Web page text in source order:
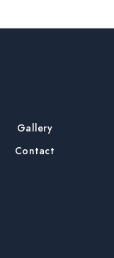
Gallery
Contact